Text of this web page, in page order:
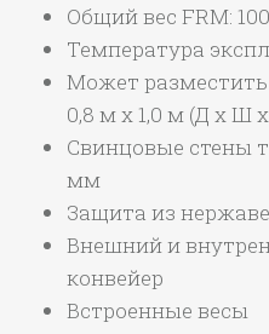
Общий вес FRM:
Температура
Может
0,8 м x 1,0 м (Д x Ш
Свинцовые стены
мм
Защита из
Внешний и
конвейер
Встроенные весы